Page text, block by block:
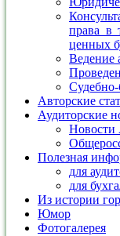
права в
ценных
Ведение
Судебно-
Авторские
Аудиторские
Полезная
для
для
Из истории
Юмор
Фотогалерея